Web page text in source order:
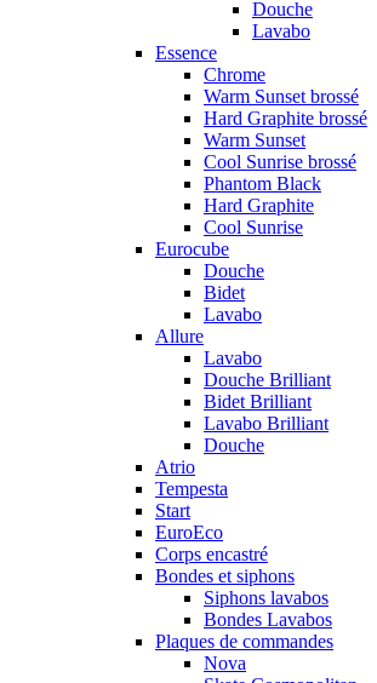
Douche
Lavabo
Essence
Chrome
Warm Sunset brossé
Hard Graphite brossé
Warm Sunset
Cool Sunrise brossé
Phantom Black
Hard Graphite
Cool Sunrise
Eurocube
Douche
Bidet
Lavabo
Allure
Lavabo
Douche Brilliant
Bidet Brilliant
Lavabo Brilliant
Douche
Atrio
Tempesta
Start
EuroEco
Corps encastré
Bondes et siphons
Siphons lavabos
Bondes Lavabos
Plaques de commandes
Nova